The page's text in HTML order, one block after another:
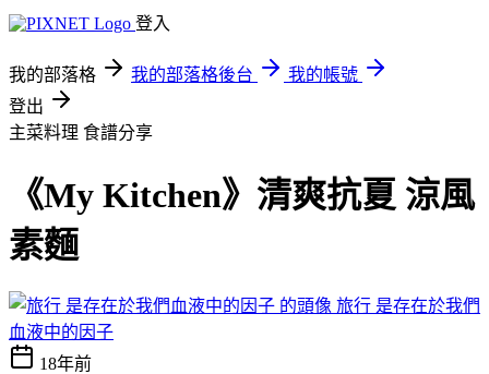
登入
我的部落格 我的部落格後台
我的帳號
登出
主菜料理 食譜分享
《My Kitchen》清爽抗夏 涼風
素麵
旅行 是存在於我們
血液中的因子
18年前